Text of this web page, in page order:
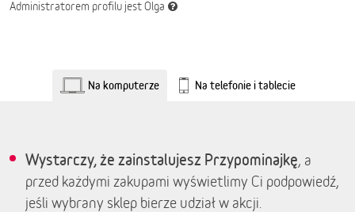
Administratorem profilu jest Olga
Na komputerze Na telefonie i tablecie
Wystarczy, że zainstalujesz Przypominajkę, a
przed każdymi zakupami wyświetlimy Ci podpowiedź,
jeśli wybrany sklep bierze udział w akcji.